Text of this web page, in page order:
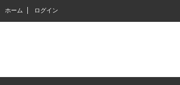
ホーム ログイン